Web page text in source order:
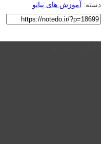
دسته: آموزش های پیانو